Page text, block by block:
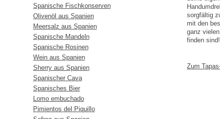
Spanische Fischkonserven
Olivenöl aus Spanien
Meersalz aus Spanien
Spanische Mandeln
Spanische Rosinen
Wein aus Spanien
Sherry aus Spanien
Spanischer Cava
Spanisches Bier
Lomo embuchado
Pimientos del Piquillo
sorgfältig
mit den
ganz
finden sind!
Zum